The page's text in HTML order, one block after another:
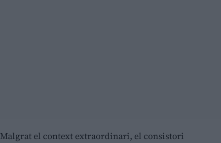
Malgrat el context extraordinari, el consistori